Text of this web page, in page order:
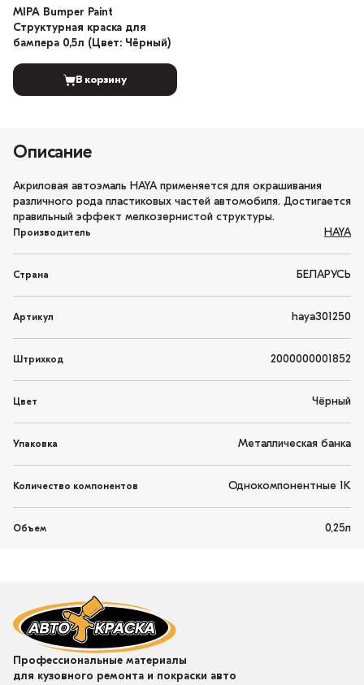
MIPA Bumper Paint
Структурная краска для
бампера 0,5л (Цвет: Чёрный)
В корзину
Описание
Акриловая автоэмаль HAYA применяется для окрашивания
различного рода пластиковых частей автомобиля. Достигается
правильный эффект мелкозернистой структуры.
Производитель HAYA
Страна БЕЛАРУСЬ
Артикул haya301250
Штрихкод 2000000001852
Цвет Чёрный
Упаковка Металлическая банка
Количество компонентов Однокомпонентные 1K
Объем 0,25л
Профессиональные материалы
для кузовного ремонта и покраски авто